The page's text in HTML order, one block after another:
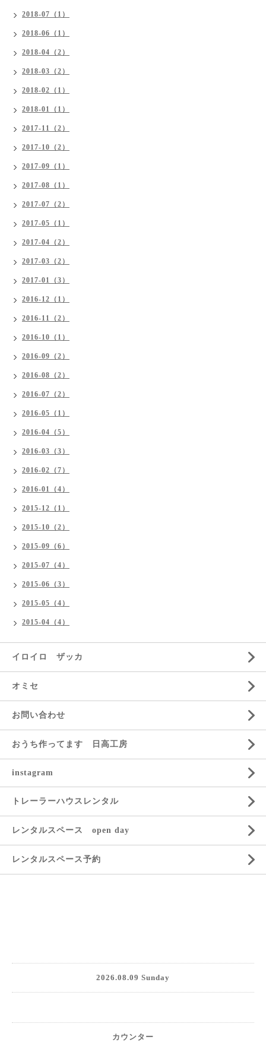
2018-07（1）
2018-06（1）
2018-04（2）
2018-03（2）
2018-02（1）
2018-01（1）
2017-11（2）
2017-10（2）
2017-09（1）
2017-08（1）
2017-07（2）
2017-05（1）
2017-04（2）
2017-03（2）
2017-01（3）
2016-12（1）
2016-11（2）
2016-10（1）
2016-09（2）
2016-08（2）
2016-07（2）
2016-05（1）
2016-04（5）
2016-03（3）
2016-02（7）
2016-01（4）
2015-12（1）
2015-10（2）
2015-09（6）
2015-07（4）
2015-06（3）
2015-05（4）
2015-04（4）
イロイロ ザッカ
オミセ
お問い合わせ
おうち作ってます 日高工房
instagram
トレーラーハウスレンタル
レンタルスペース open day
レンタルスペース予約
2026.08.09 Sunday
カウンター